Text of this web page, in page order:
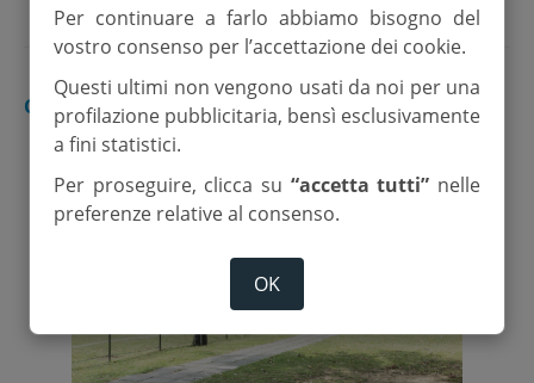
CESENA
Per continuare a farlo abbiamo bisogno del
vostro consenso per l’accettazione dei cookie.
Questi ultimi non vengono usati da noi per una
profilazione pubblicitaria, bensì esclusivamente
a fini statistici.
Per proseguire, clicca su “accetta tutti” nelle
preferenze relative al consenso.
OK